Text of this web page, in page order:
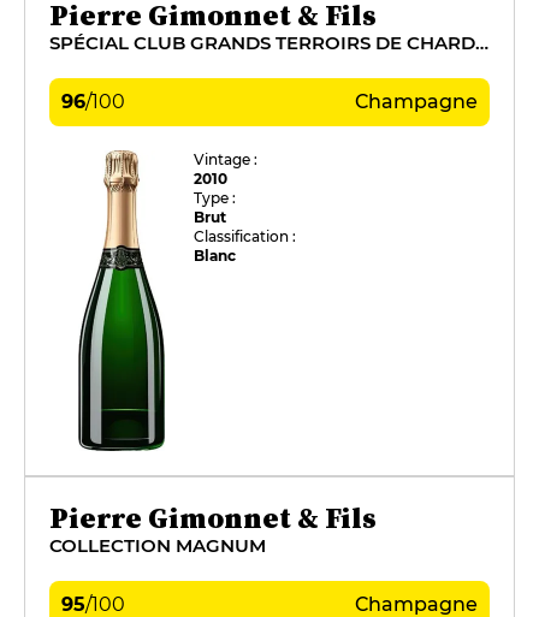
Pierre Gimonnet & Fils
SPÉCIAL CLUB GRANDS TERROIRS DE CHARDONNAY
96/100 Champagne
Vintage :
2010
Type :
Brut
Classification :
Blanc
Pierre Gimonnet & Fils
COLLECTION MAGNUM
95/100 Champagne